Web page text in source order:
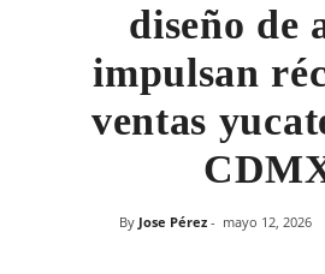
diseño de
impulsan
ventas
By Jose Pérez - mayo 12, 2026